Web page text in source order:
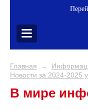
Главная →
Новости за 2024-2025
В мире